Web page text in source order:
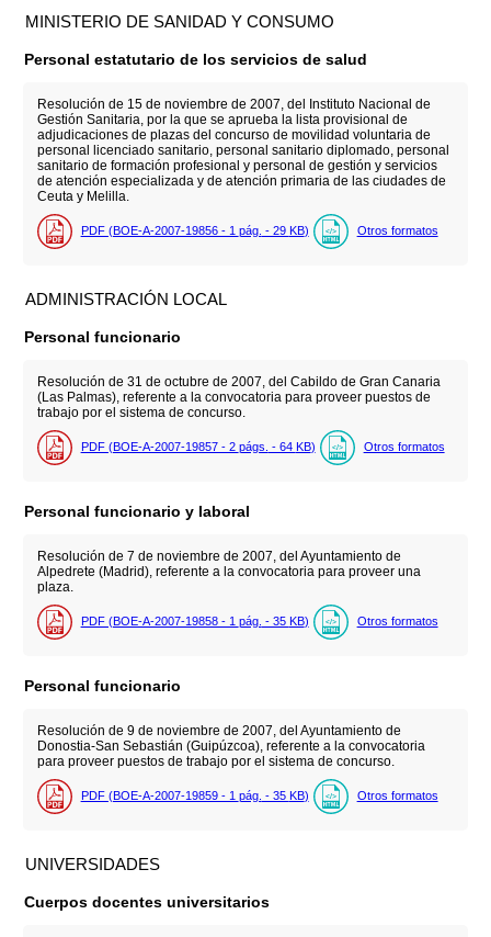
MINISTERIO DE SANIDAD Y CONSUMO
Personal estatutario de los servicios de salud
Resolución de 15 de noviembre de 2007, del Instituto Nacional de
Gestión Sanitaria, por la que se aprueba la lista provisional de
adjudicaciones de plazas del concurso de movilidad voluntaria de
personal licenciado sanitario, personal sanitario diplomado, personal
sanitario de formación profesional y personal de gestión y servicios
de atención especializada y de atención primaria de las ciudades de
Ceuta y Melilla.
PDF (BOE-A-2007-19856 - 1 pág. - 29 KB) Otros formatos
ADMINISTRACIÓN LOCAL
Personal funcionario
Resolución de 31 de octubre de 2007, del Cabildo de Gran Canaria
(Las Palmas), referente a la convocatoria para proveer puestos de
trabajo por el sistema de concurso.
PDF (BOE-A-2007-19857 - 2 págs. - 64 KB) Otros formatos
Personal funcionario y laboral
Resolución de 7 de noviembre de 2007, del Ayuntamiento de
Alpedrete (Madrid), referente a la convocatoria para proveer una
plaza.
PDF (BOE-A-2007-19858 - 1 pág. - 35 KB) Otros formatos
Personal funcionario
Resolución de 9 de noviembre de 2007, del Ayuntamiento de
Donostia-San Sebastián (Guipúzcoa), referente a la convocatoria
para proveer puestos de trabajo por el sistema de concurso.
PDF (BOE-A-2007-19859 - 1 pág. - 35 KB) Otros formatos
UNIVERSIDADES
Cuerpos docentes universitarios